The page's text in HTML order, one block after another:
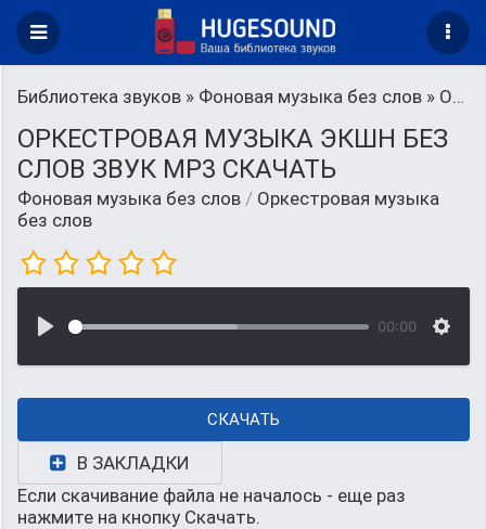
Библиотека звуков » Фоновая музыка без слов » Оркестровая музыка без слов
ОРКЕСТРОВАЯ МУЗЫКА ЭКШН БЕЗ
СЛОВ ЗВУК MP3 СКАЧАТЬ
Фоновая музыка без слов / Оркестровая музыка
без слов
00:00
СКАЧАТЬ
В ЗАКЛАДКИ
Если скачивание файла не началось - еще раз
нажмите на кнопку Скачать.